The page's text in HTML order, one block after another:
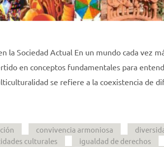
Sociedad Actual En un mundo cada vez
en conceptos fundamentales para
se refiere a la coexistencia de
convivencia armoniosa
culturales igualdad de derechos